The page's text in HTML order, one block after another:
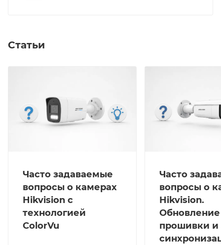
Статьи
Часто задаваемые
вопросы о камерах
Hikvision с
технологией
ColorVu
Часто
вопросы о
Hikvision.
Обновление
прошивки и